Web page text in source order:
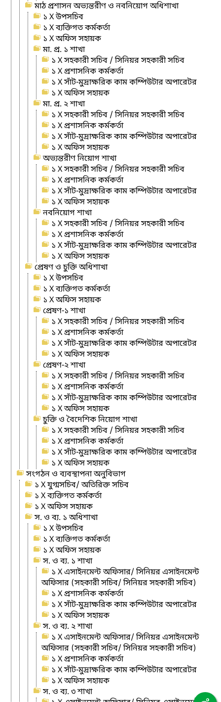
মাঠ প্রশাসন অভ্যন্তরীণ ও নবনিয়োগ অধিশাখা
১ X উপসচিব
১ X ব্যক্তিগত কর্মকর্তা
১ X অফিস সহায়ক
মা. প্র. ১ শাখা
১ X সহকারী সচিব / সিনিয়র সহকারী সচিব
১ X প্রশাসনিক কর্মকর্তা
১ X সাঁট-মুদ্রাক্ষরিক কাম কম্পিউটার অপারেটর
১ X অফিস সহায়ক
মা. প্র. ২ শাখা
১ X সহকারী সচিব / সিনিয়র সহকারী সচিব
১ X প্রশাসনিক কর্মকর্তা
১ X সাঁট-মুদ্রাক্ষরিক কাম কম্পিউটার অপারেটর
১ X অফিস সহায়ক
অভ্যন্তরীণ নিয়োগ শাখা
১ X সহকারী সচিব / সিনিয়র সহকারী সচিব
১ X প্রশাসনিক কর্মকর্তা
১ X সাঁট-মুদ্রাক্ষরিক কাম কম্পিউটার অপারেটর
১ X অফিস সহায়ক
নবনিয়োগ শাখা
১ X সহকারী সচিব / সিনিয়র সহকারী সচিব
১ X প্রশাসনিক কর্মকর্তা
১ X সাঁট-মুদ্রাক্ষরিক কাম কম্পিউটার অপারেটর
১ X অফিস সহায়ক
প্রেষণ ও চুক্তি অধিশাখা
১ X উপসচিব
১ X ব্যক্তিগত কর্মকর্তা
১ X অফিস সহায়ক
প্রেষণ-১ শাখা
১ X সহকারী সচিব / সিনিয়র সহকারী সচিব
১ X প্রশাসনিক কর্মকর্তা
১ X সাঁট-মুদ্রাক্ষরিক কাম কম্পিউটার অপারেটর
১ X অফিস সহায়ক
প্রেষণ-২ শাখা
১ X সহকারী সচিব / সিনিয়র সহকারী সচিব
১ X প্রশাসনিক কর্মকর্তা
১ X সাঁট-মুদ্রাক্ষরিক কাম কম্পিউটার অপারেটর
১ X অফিস সহায়ক
চুক্তি ও বৈদেশিক নিয়োগ শাখা
১ X সহকারী সচিব / সিনিয়র সহকারী সচিব
১ X প্রশাসনিক কর্মকর্তা
১ X সাঁট-মুদ্রাক্ষরিক কাম কম্পিউটার অপারেটর
১ X অফিস সহায়ক
সংগঠন ও ব্যবস্থাপনা অনুবিভাগ
১ X যুগ্মসচিব/ অতিরিক্ত সচিব
১ X ব্যক্তিগত কর্মকর্তা
১ X অফিস সহায়ক
স. ও ব্য. ১ অধিশাখা
১ X উপসচিব
১ X ব্যক্তিগত কর্মকর্তা
১ X অফিস সহায়ক
স. ও ব্য. ১ শাখা
১ X এসাইনমেন্ট অফিসার/ সিনিয়র এসাইনমেন্ট
অফিসার (সহকারী সচিব/ সিনিয়র সহকারী সচিব)
১ X প্রশাসনিক কর্মকর্তা
১ X সাঁট-মুদ্রাক্ষরিক কাম কম্পিউটার অপারেটর
১ X অফিস সহায়ক
স. ও ব্য. ২ শাখা
১ X এসাইনমেন্ট অফিসার/ সিনিয়র এসাইনমেন্ট
অফিসার (সহকারী সচিব/ সিনিয়র সহকারী সচিব)
১ X প্রশাসনিক কর্মকর্তা
১ X সাঁট-মুদ্রাক্ষরিক কাম কম্পিউটার অপারেটর
১ X অফিস সহায়ক
স. ও ব্য. ৩ শাখা